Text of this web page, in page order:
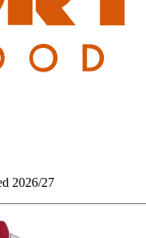
2026/27